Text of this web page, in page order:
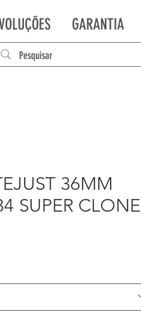
GARANTIA
36MM
SUPER CLONE